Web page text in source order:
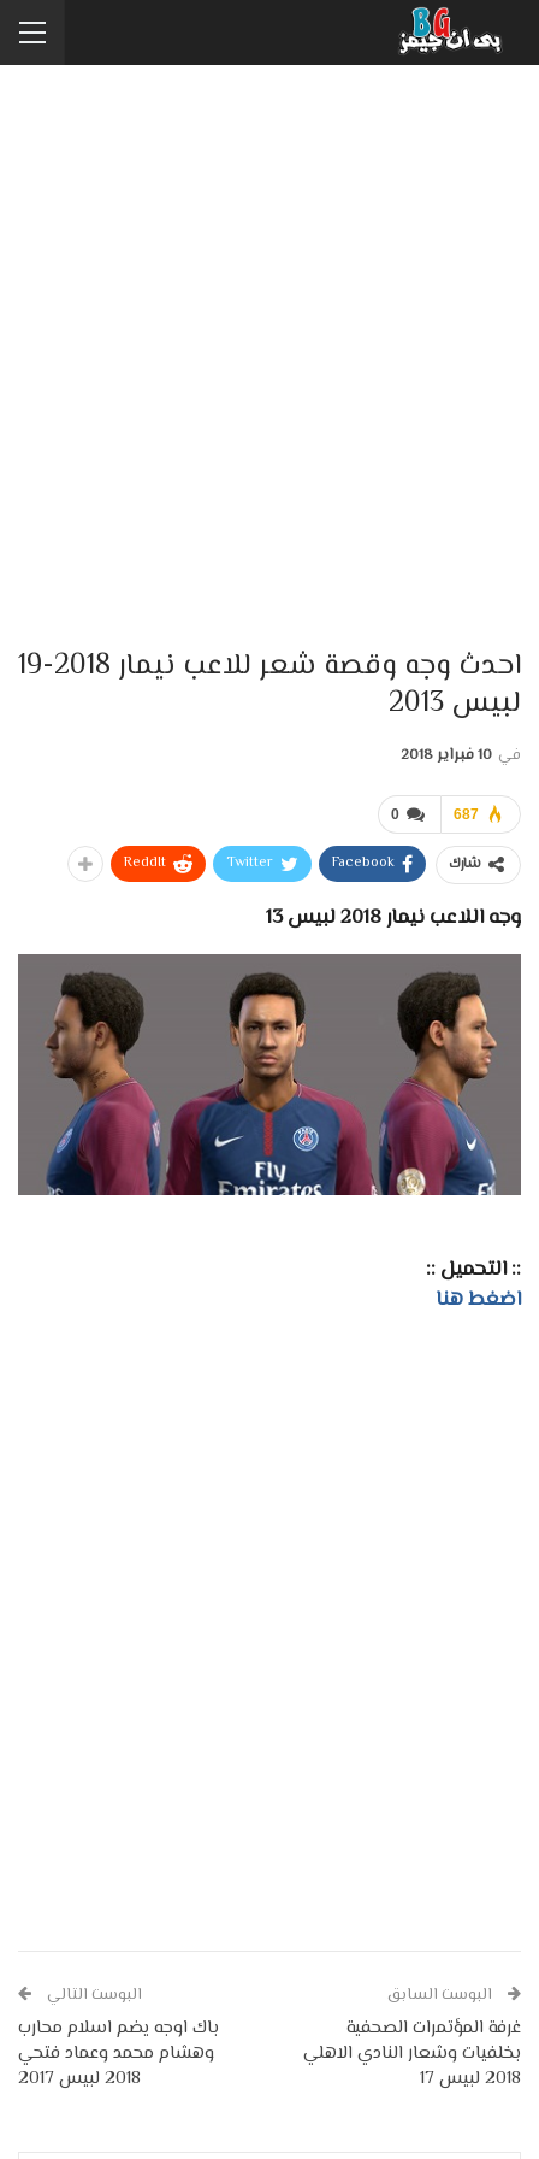
احدث وجه وقصة شعر للاعب نيمار 2018-19
لبيس 2013
في 10 فبراير 2018
0 687
شارك Facebook
Twitter
ReddIt
وجه اللاعب نيمار 2018 لبيس 13
:: التحميل ::
اضغط هنا
البوست السابق
غرفة المؤتمرات الصحفية
بخلفيات وشعار النادي الاهلي
2018 لبيس 17
البوست التالي
باك اوجه يضم اسلام محارب
وهشام محمد وعماد فتحي
2018 لبيس 2017